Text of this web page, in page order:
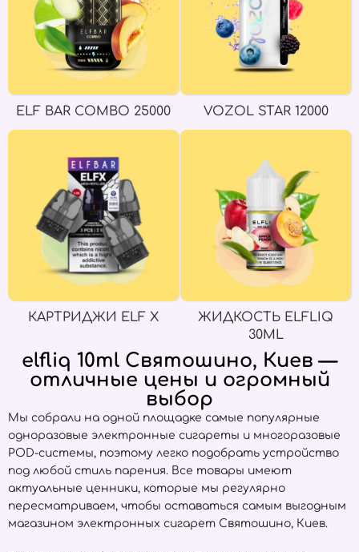
ELF BAR COMBO 25000 VOZOL STAR 12000
КАРТРИДЖИ ELF X
ЖИДКОСТЬ ELFLIQ
30ML
elfliq 10ml Святошино, Киев —
отличные цены и огромный
выбор
Мы собрали на одной площадке самые популярные
одноразовые электронные сигареты и многоразовые
POD-системы, поэтому легко подобрать устройство
под любой стиль парения. Все товары имеют
актуальные ценники, которые мы регулярно
пересматриваем, чтобы оставаться самым выгодным
магазином электронных сигарет Святошино, Киев.